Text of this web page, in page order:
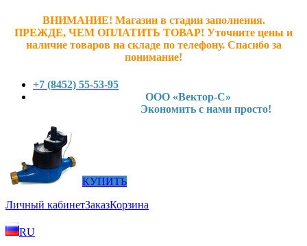
ВНИМАНИЕ! Магазин в стадии заполнения.
ПРЕЖДЕ, ЧЕМ ОПЛАТИТЬ ТОВАР! Уточните цены и
наличие товаров на складе по телефону. Спасибо за
понимание!
+7 (8452) 55-53-95
ООО «Вектор-С»
Экономить с нами просто!
КУПИТЬ
Личный кабинетЗаказКорзина
RU